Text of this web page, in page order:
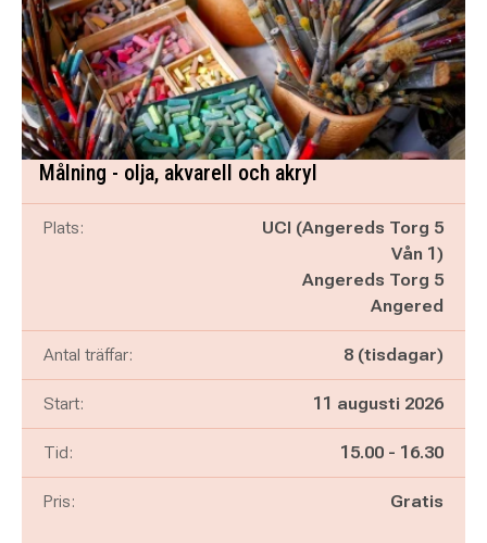
Målning - olja, akvarell och akryl
Plats:
UCI (Angereds Torg 5
Vån 1)
Angereds Torg 5
Angered
Antal träffar: 8 (tisdagar)
Start: 11 augusti 2026
Tid: Pågår mellan
15.00 - och
16.30
Pris: Gratis